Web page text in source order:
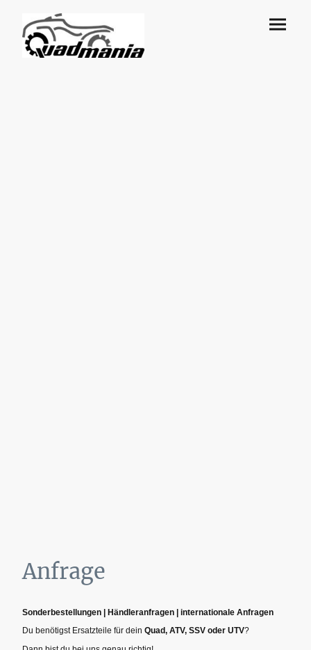
Anfrage
Sonderbestellungen | Händleranfragen | internationale Anfragen
Du benötigst Ersatzteile für dein Quad, ATV, SSV oder UTV?